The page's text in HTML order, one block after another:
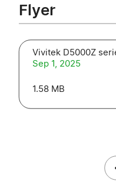
Flyer
Vivitek D5000Z
Sep 1, 2025
1.58 MB